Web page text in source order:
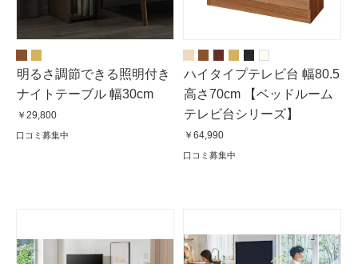
明るさ調節できる照明付き
ナイトテーブル 幅30cm
￥29,800
口コミ募集中
ハイタイプテレビ台 幅80.5
高さ70cm 【ベッドルーム
テレビ台シリーズ】
￥64,990
口コミ募集中